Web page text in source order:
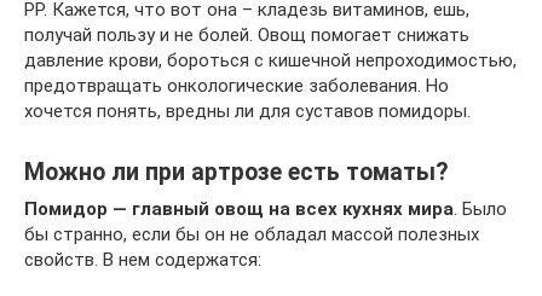
РР. Кажется, что вот она – кладезь витаминов, ешь,
получай пользу и не болей. Овощ помогает снижать
давление крови, бороться с кишечной непроходимостью,
предотвращать онкологические заболевания. Но
хочется понять, вредны ли для суставов помидоры.
Можно ли при артрозе есть томаты?
Помидор — главный овощ на всех кухнях мира . Было
бы странно, если бы он не обладал массой полезных
свойств. В нем содержатся: